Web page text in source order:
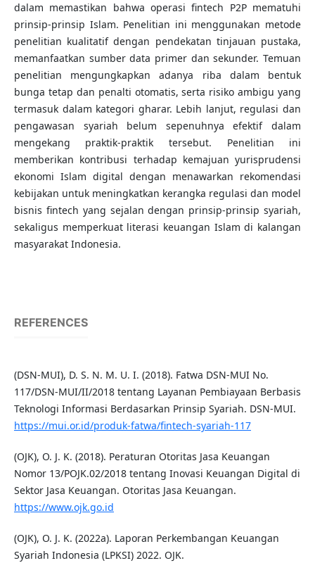
dalam memastikan bahwa operasi fintech P2P mematuhi
prinsip-prinsip Islam. Penelitian ini menggunakan metode
penelitian kualitatif dengan pendekatan tinjauan pustaka,
memanfaatkan sumber data primer dan sekunder. Temuan
penelitian mengungkapkan adanya riba dalam bentuk
bunga tetap dan penalti otomatis, serta risiko ambigu yang
termasuk dalam kategori gharar. Lebih lanjut, regulasi dan
pengawasan syariah belum sepenuhnya efektif dalam
mengekang praktik-praktik tersebut. Penelitian ini
memberikan kontribusi terhadap kemajuan yurisprudensi
ekonomi Islam digital dengan menawarkan rekomendasi
kebijakan untuk meningkatkan kerangka regulasi dan model
bisnis fintech yang sejalan dengan prinsip-prinsip syariah,
sekaligus memperkuat literasi keuangan Islam di kalangan
masyarakat Indonesia.
REFERENCES
(DSN-MUI), D. S. N. M. U. I. (2018). Fatwa DSN-MUI No.
117/DSN-MUI/II/2018 tentang Layanan Pembiayaan Berbasis
Teknologi Informasi Berdasarkan Prinsip Syariah. DSN-MUI.
https://mui.or.id/produk-fatwa/fintech-syariah-117
(OJK), O. J. K. (2018). Peraturan Otoritas Jasa Keuangan
Nomor 13/POJK.02/2018 tentang Inovasi Keuangan Digital di
Sektor Jasa Keuangan. Otoritas Jasa Keuangan.
https://www.ojk.go.id
(OJK), O. J. K. (2022a). Laporan Perkembangan Keuangan
Syariah Indonesia (LPKSI) 2022. OJK.